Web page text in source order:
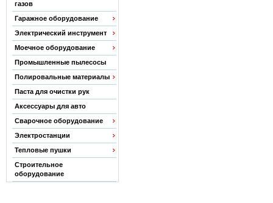
газов
Гаражное оборудование
Электрический инструмент
Моечное оборудование
Промышленные пылесосы
Полировальные материалы
Паста для очистки рук
Аксессуары для авто
Сварочное оборудование
Электростанции
Тепловые пушки
Строительное
оборудование